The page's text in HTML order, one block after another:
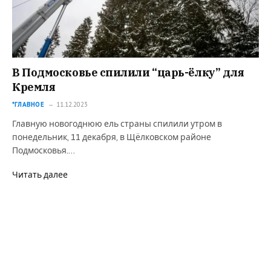
В Подмосковье спилили “царь-ёлку” для
Кремля
*ГЛАВНОЕ 11.12.2023
Главную новогоднюю ель страны спилили утром в
понедельник, 11 декабря, в Щёлковском районе
Подмосковья.…
Читать далее